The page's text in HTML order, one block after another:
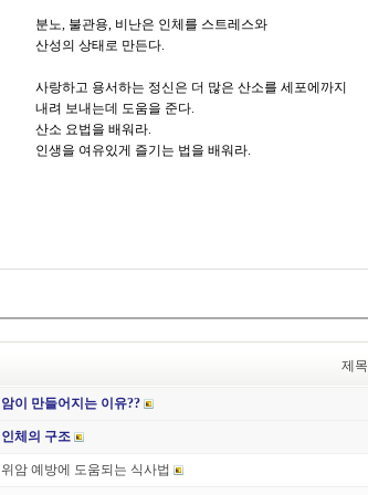
분노, 불관용, 비난은 인체를 스트레스와
산성의 상태로 만든다.
사랑하고 용서하는 정신은 더 많은 산소를 세포에까지
내려 보내는데 도움을 준다.
산소 요법을 배워라.
인생을 여유있게 즐기는 법을 배워라.
제목
암이 만들어지는 이유??
인체의 구조
위암 예방에 도움되는 식사법